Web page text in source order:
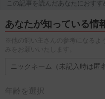
この記事を読んだあなたにおすす
あなたが知っている情
※他の飼い主さんの参考になるよ
みをお願いいたします。
年齢を選択